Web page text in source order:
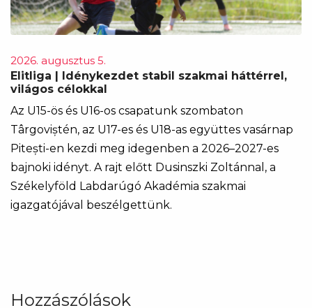
2026. augusztus 5.
Elitliga | Idénykezdet stabil szakmai háttérrel,
világos célokkal
Az U15-ös és U16-os csapatunk szombaton
Târgoviștén, az U17-es és U18-as együttes vasárnap
Pitești-en kezdi meg idegenben a 2026–2027-es
bajnoki idényt. A rajt előtt Dusinszki Zoltánnal, a
Székelyföld Labdarúgó Akadémia szakmai
igazgatójával beszélgettünk.
Hozzászólások